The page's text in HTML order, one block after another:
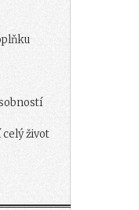
celý život